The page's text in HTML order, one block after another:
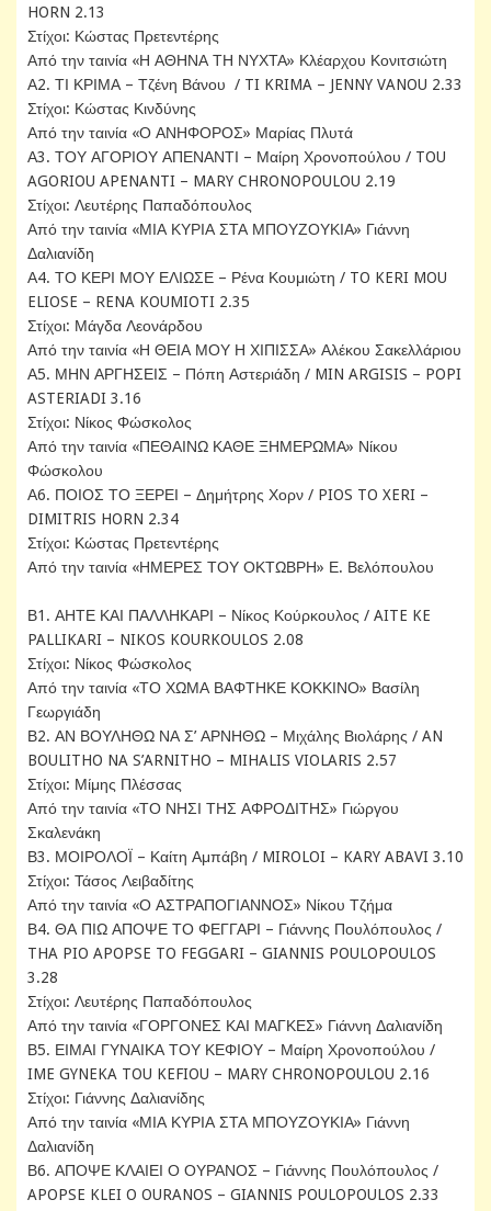
HORN 2.13
Στίχοι: Κώστας Πρετεντέρης
Από την ταινία «Η ΑΘΗΝΑ ΤΗ ΝΥΧΤΑ» Κλέαρχου Κονιτσιώτη
Α2. ΤΙ ΚΡΙΜΑ – Τζένη Βάνου / TI KRIMA – JENNY VANOU 2.33
Στίχοι: Κώστας Κινδύνης
Από την ταινία «Ο ΑΝΗΦΟΡΟΣ» Μαρίας Πλυτά
Α3. ΤΟΥ ΑΓΟΡΙΟΥ ΑΠΕΝΑΝΤΙ – Μαίρη Χρονοπούλου / TOU
AGORIOU APENANTI – MARY CHRONOPOULOU 2.19
Στίχοι: Λευτέρης Παπαδόπουλος
Από την ταινία «ΜΙΑ ΚΥΡΙΑ ΣΤΑ ΜΠΟΥΖΟΥΚΙΑ» Γιάννη
Δαλιανίδη
Α4. ΤΟ ΚΕΡΙ ΜΟΥ ΕΛΙΩΣΕ – Ρένα Κουμιώτη / TO KERI MOU
ELIOSE – RENA KOUMIOTI 2.35
Στίχοι: Μάγδα Λεονάρδου
Από την ταινία «Η ΘΕΙΑ ΜΟΥ Η ΧΙΠΙΣΣΑ» Αλέκου Σακελλάριου
Α5. ΜΗΝ ΑΡΓΗΣΕΙΣ – Πόπη Αστεριάδη / MIN ARGISIS – POPI
ASTERIADI 3.16
Στίχοι: Νίκος Φώσκολος
Από την ταινία «ΠΕΘΑΙΝΩ ΚΑΘΕ ΞΗΜΕΡΩΜΑ» Νίκου
Φώσκολου
Α6. ΠΟΙΟΣ ΤΟ ΞΕΡΕΙ – Δημήτρης Χορν / PIOS TO XERI –
DIMITRIS HORN 2.34
Στίχοι: Κώστας Πρετεντέρης
Από την ταινία «ΗΜΕΡΕΣ ΤΟΥ ΟΚΤΩΒΡΗ» Ε. Βελόπουλου
Β1. ΑΗΤΕ ΚΑΙ ΠΑΛΛΗΚΑΡΙ – Νίκος Κούρκουλος / AITE KE
PALLIKARI – NIKOS KOURKOULOS 2.08
Στίχοι: Νίκος Φώσκολος
Από την ταινία «ΤΟ ΧΩΜΑ ΒΑΦΤΗΚΕ ΚΟΚΚΙΝΟ» Βασίλη
Γεωργιάδη
Β2. ΑΝ ΒΟΥΛΗΘΩ ΝΑ Σ’ ΑΡΝΗΘΩ – Μιχάλης Βιολάρης / AN
BOULITHO NA S’ARNITHO – MIHALIS VIOLARIS 2.57
Στίχοι: Μίμης Πλέσσας
Από την ταινία «ΤΟ ΝΗΣΙ ΤΗΣ ΑΦΡΟΔΙΤΗΣ» Γιώργου
Σκαλενάκη
Β3. ΜΟΙΡΟΛΟΪ – Καίτη Αμπάβη / MIROLOI – KARY ABAVI 3.10
Στίχοι: Τάσος Λειβαδίτης
Από την ταινία «Ο ΑΣΤΡΑΠΟΓΙΑΝΝΟΣ» Νίκου Τζήμα
Β4. ΘΑ ΠΙΩ ΑΠΟΨΕ ΤΟ ΦΕΓΓΑΡΙ – Γιάννης Πουλόπουλος /
THA PIO APOPSE TO FEGGARI – GIANNIS POULOPOULOS
3.28
Στίχοι: Λευτέρης Παπαδόπουλος
Από την ταινία «ΓΟΡΓΟΝΕΣ ΚΑΙ ΜΑΓΚΕΣ» Γιάννη Δαλιανίδη
Β5. ΕΙΜΑΙ ΓΥΝΑΙΚΑ ΤΟΥ ΚΕΦΙΟΥ – Μαίρη Χρονοπούλου /
IME GYNEKA TOU KEFIOU – MARY CHRONOPOULOU 2.16
Στίχοι: Γιάννης Δαλιανίδης
Από την ταινία «ΜΙΑ ΚΥΡΙΑ ΣΤΑ ΜΠΟΥΖΟΥΚΙΑ» Γιάννη
Δαλιανίδη
Β6. ΑΠΟΨΕ ΚΛΑΙΕΙ Ο ΟΥΡΑΝΟΣ – Γιάννης Πουλόπουλος /
APOPSE KLEI O OURANOS – GIANNIS POULOPOULOS 2.33